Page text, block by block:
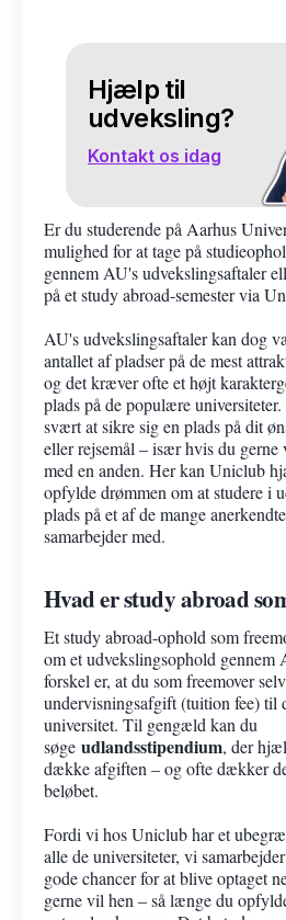
Er du studerende på Aarhus
mulighed for at tage på
gennem AU's udvekslingsaftaler
på et study abroad-semester via
AU's udvekslingsaftaler kan dog
antallet af pladser på de mest
og det kræver ofte et højt
plads på de populære
svært at sikre sig en plads på dit
eller rejsemål – især hvis du gerne
med en anden. Her kan Uniclub
opfylde drømmen om at studere i
plads på et af de mange
samarbejder med.
Hvad er study abroad
Et study abroad-ophold som
om et udvekslingsophold gennem
forskel er, at du som freemover
undervisningsafgift (tuition fee) til
universitet. Til gengæld kan du
søge udlandsstipendium, der
dække afgiften – og ofte dækker
beløbet.
Fordi vi hos Uniclub har et
alle de universiteter, vi
gode chancer for at blive optaget
gerne vil hen – så længe du
Hjælp til
udveksling?
Kontakt os idag